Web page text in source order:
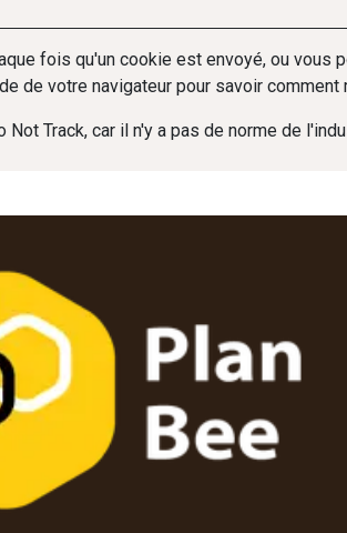
fois qu'un cookie est envoyé, ou vous
de votre navigateur pour savoir
Track, car il n'y a pas de norme de